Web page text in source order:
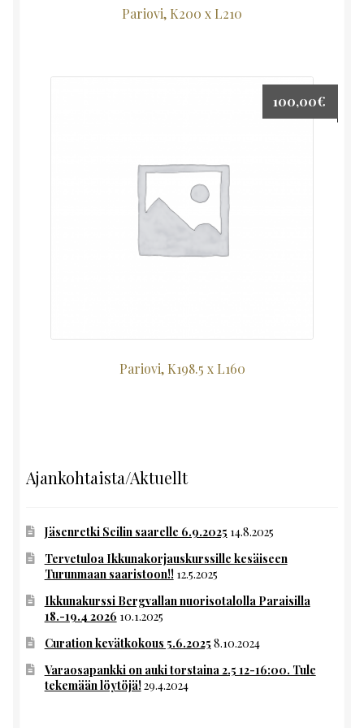
Pariovi, K200 x L210
Pariovi, K198.5 x L160
100,00€
Ajankohtaista/Aktuellt
Jäsenretki Seilin saarelle 6.9.2025 14.8.2025
Tervetuloa Ikkunakorjauskurssille kesäiseen
Turunmaan saaristoon!! 12.5.2025
Ikkunakurssi Bergvallan nuorisotalolla Paraisilla
18.-19.4 2026 10.1.2025
Curation kevätkokous 5.6.2025 8.10.2024
Varaosapankki on auki torstaina 2.5 12-16:00. Tule
tekemään löytöjä!29.4.2024